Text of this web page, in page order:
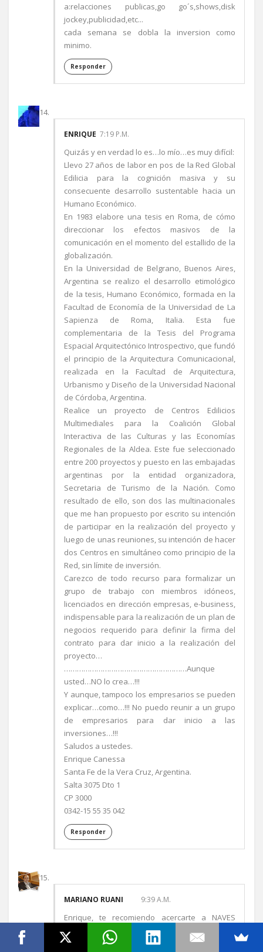
a:relacciones publicas,go go´s,shows,disk
jockey,publicidad,etc...
cada semana se dobla la inversion como
minimo.
Responder
ENRIQUE 7:19 P.M.
Quizás y en verdad lo es…lo mío…es muy difícil:
Llevo 27 años de labor en pos de la Red Global
Edilicia para la cognición masiva y su
consecuente desarrollo sustentable hacia un
Humano Económico.
En 1983 elabore una tesis en Roma, de cómo
direccionar los efectos masivos de la
comunicación en el momento del estallido de la
globalización.
En la Universidad de Belgrano, Buenos Aires,
Argentina se realizo el desarrollo etimológico
de la tesis, Humano Económico, formada en la
Facultad de Economía de la Universidad de La
Sapienza de Roma, Italia. Esta fue
complementaria de la Tesis del Programa
Espacial Arquitectónico Introspectivo, que fundó
el principio de la Arquitectura Comunicacional,
realizada en la Facultad de Arquitectura,
Urbanismo y Diseño de la Universidad Nacional
de Córdoba, Argentina.
Realice un proyecto de Centros Edilicios
Multimediales para la Coalición Global
Interactiva de las Culturas y las Economías
Regionales de la Aldea. Este fue seleccionado
entre 200 proyectos y puesto en las embajadas
argentinas por la entidad organizadora,
Secretaria de Turismo de la Nación. Como
resultado de ello, son dos las multinacionales
que me han propuesto por escrito su intención
de participar en la realización del proyecto y
luego de unas reuniones, su intención de hacer
dos Centros en simultáneo como principio de la
Red, sin límite de inversión.
Carezco de todo recurso para formalizar un
grupo de trabajo con miembros idóneos,
licenciados en dirección empresas, e-business,
indispensable para la realización de un plan de
negocios requerido para definir la firma del
contrato para dar inicio a la realización del
proyecto…
…………………………………………………Aunque
usted…NO lo crea…!!!
Y aunque, tampoco los empresarios se pueden
explicar…como…!!! No puedo reunir a un grupo
de empresarios para dar inicio a las
inversiones…!!!
Saludos a ustedes.
Enrique Canessa
Santa Fe de la Vera Cruz, Argentina.
Salta 3075 Dto 1
CP 3000
0342-15 55 35 042
Responder
MARIANO RUANI 9:39 A.M.
Enrique, te recomiendo acercarte a NAVES
donde te podrán ayudar. En todo caso
contactate con Juan Maritn